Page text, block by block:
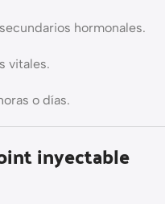
hormonales.
vitales.
o días.
inyectable